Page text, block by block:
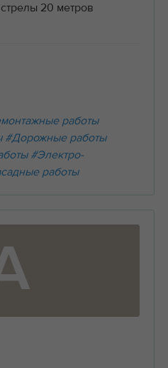
20 метров
работы
#Дорожные работы
#Электро-
работы